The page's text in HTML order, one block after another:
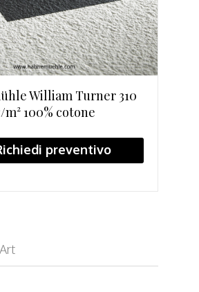
William Turner 310
m² 100% cotone
preventivo